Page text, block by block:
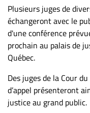
Formation
Continue
Métiers
Scoop?
ET
ENTREPRISES
Plusieurs juges de
échangeront avec le
d'une conférence
prochain au palais de
Québec.
Des juges de la Cour
d’appel présenteront
justice au grand public.